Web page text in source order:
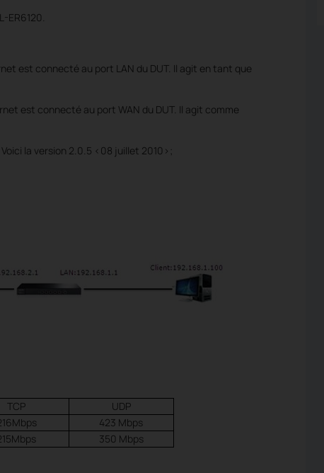
ER6120.
est connecté au port LAN du DUT. Il agit en tant que
est connecté au port WAN du DUT. Il agit comme
la version 2.0.5 <08 juillet 2010>;
TCP
UDP
423 Mbps
350 Mbps